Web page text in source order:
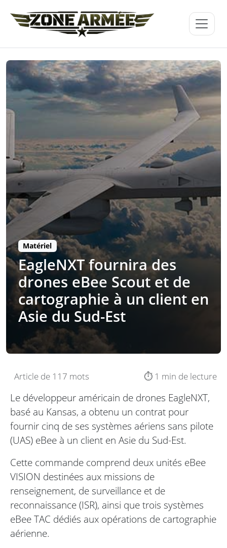
Matériel
EagleNXT fournira des
drones eBee Scout et de
cartographie à un client en
Asie du Sud-Est
Article de 117 mots ⏱️ 1 min de lecture
Le développeur américain de drones EagleNXT,
basé au Kansas, a obtenu un contrat pour
fournir cinq de ses systèmes aériens sans pilote
(UAS) eBee à un client en Asie du Sud-Est.
Cette commande comprend deux unités eBee
VISION destinées aux missions de
renseignement, de surveillance et de
reconnaissance (ISR), ainsi que trois systèmes
eBee TAC dédiés aux opérations de cartographie
aérienne.